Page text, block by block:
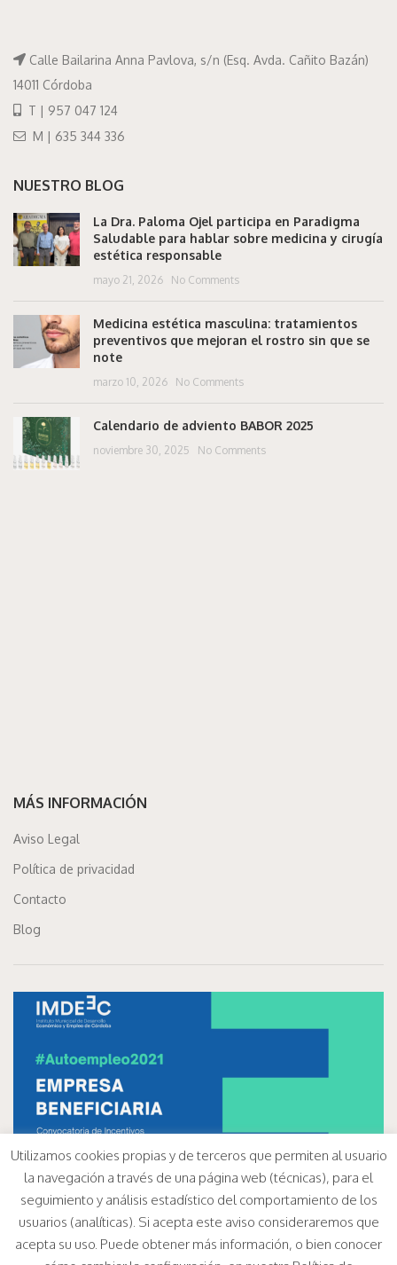
Calle Bailarina Anna Pavlova, s/n (Esq. Avda. Cañito Bazán)
14011 Córdoba
T | 957 047 124
M | 635 344 336
NUESTRO BLOG
La Dra. Paloma Ojel participa en Paradigma
Saludable para hablar sobre medicina y cirugía
estética responsable
mayo 21, 2026 No Comments
Medicina estética masculina: tratamientos
preventivos que mejoran el rostro sin que se
note
marzo 10, 2026 No Comments
Calendario de adviento BABOR 2025
noviembre 30, 2025 No Comments
MÁS INFORMACIÓN
Aviso Legal
Política de privacidad
Contacto
Blog
Utilizamos cookies propias y de terceros que permiten al usuario
la navegación a través de una página web (técnicas), para el
seguimiento y análisis estadístico del comportamiento de los
usuarios (analíticas). Si acepta este aviso consideraremos que
acepta su uso. Puede obtener más información, o bien conocer